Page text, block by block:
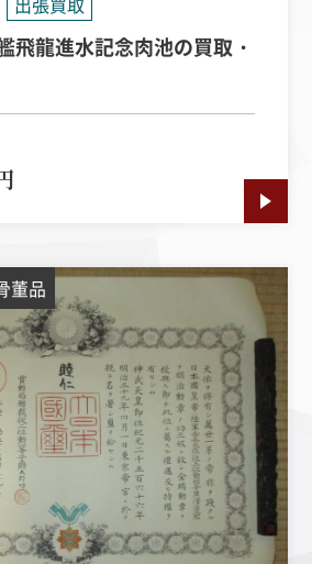
飛龍進水記念肉池の買取・
董品